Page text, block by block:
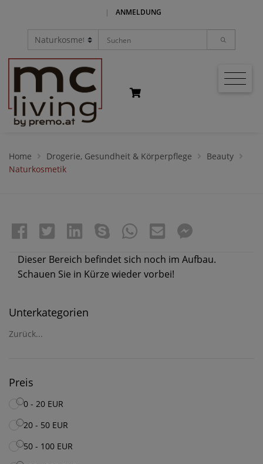
| ANMELDUNG
Home Drogerie, Gesundheit & Körperpflege
Beauty
Naturkosmetik
Dieser Bereich befindet sich noch im Aufbau.
Schauen Sie in Kürze wieder vorbei!
Unterkategorien
Zurück...
Preis
0 - 20 EUR
20 - 50 EUR
50 - 100 EUR